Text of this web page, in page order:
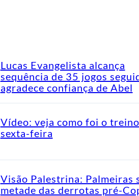
Lucas Evangelista alcança
sequência de 35 jogos
agradece confiança de Abel
Vídeo: veja como foi o
sexta-feira
Visão Palestrina: Palmeiras
metade das derrotas pré-